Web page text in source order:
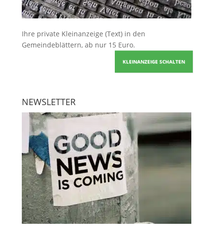
Ihre private Kleinanzeige (Text) in den
Gemeindeblättern, ab nur 15 Euro.
KLEINANZEIGE SCHALTEN
NEWSLETTER